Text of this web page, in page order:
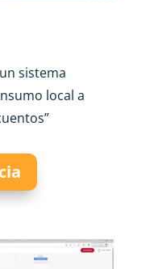
sistema
local a
”